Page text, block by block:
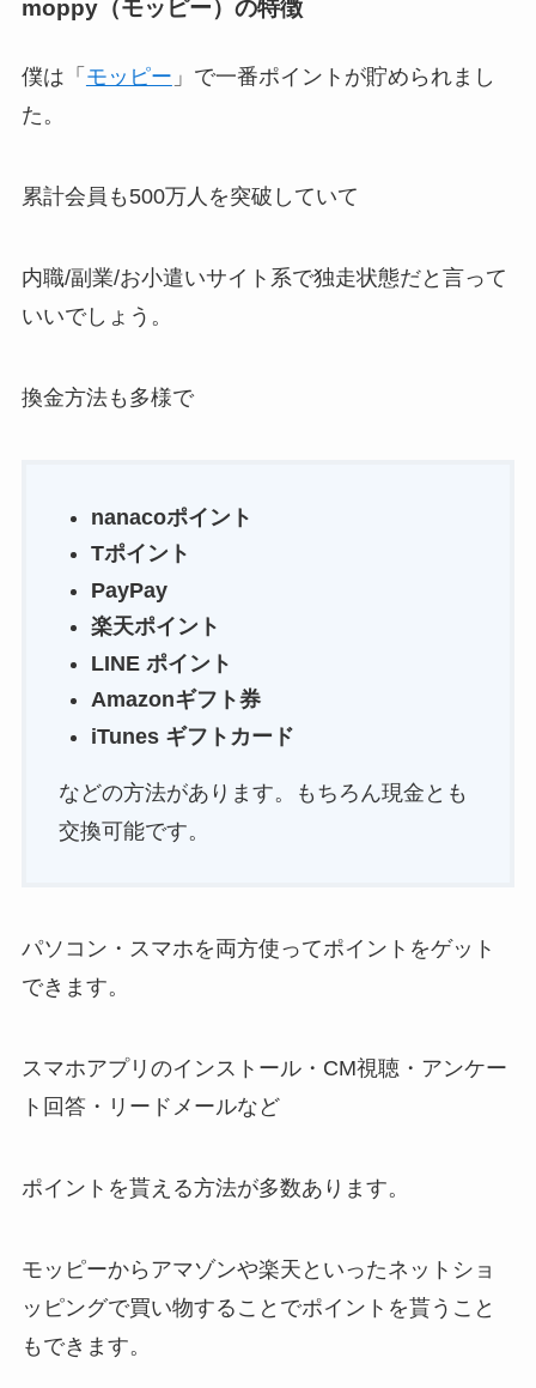
moppy（モッピー）の特徴
僕は「 モッピー 」で一番ポイントが貯められまし
た。
累計会員も500万人を突破していて
内職/副業/お小遣いサイト系で独走状態だと言って
いいでしょう。
換金方法も多様で
nanacoポイント
Tポイント
PayPay
楽天ポイント
LINE ポイント
Amazonギフト券
iTunes ギフトカード
などの方法があります。もちろん現金とも
交換可能です。
パソコン・スマホを両方使ってポイントをゲット
できます。
スマホアプリのインストール・CM視聴・アンケー
ト回答・リードメールなど
ポイントを貰える方法が多数あります。
モッピーからアマゾンや楽天といったネットショ
ッピングで買い物することでポイントを貰うこと
もできます。